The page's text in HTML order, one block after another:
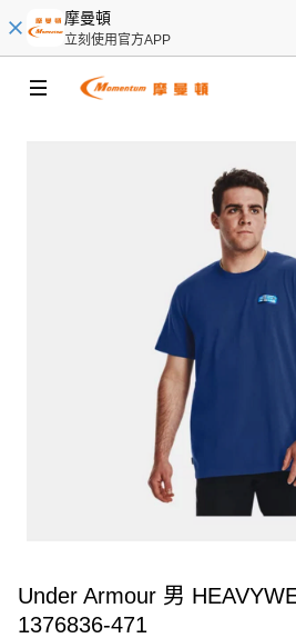
摩曼頓
立刻使用官方APP
Under Armour 男
1376836-471